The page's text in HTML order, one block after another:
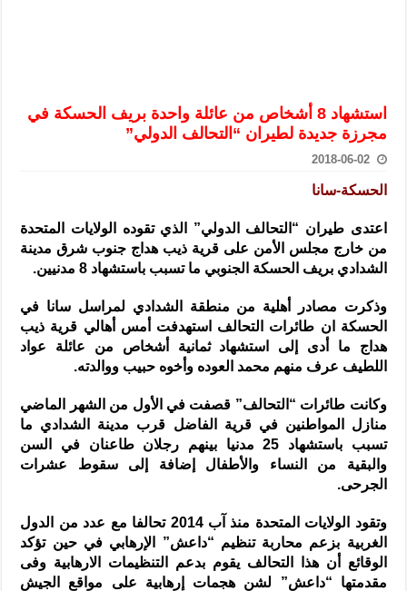
سوريا تبحث مع الإيسيسكو التعاون في البحث العلمي وحماية التراث
استشهاد 8 أشخاص من عائلة واحدة بريف الحسكة في
مجرزة جديدة لطيران “التحالف الدولي”
2018-06-02
الحسكة-سانا
اعتدى طيران “التحالف الدولي” الذي تقوده الولايات المتحدة
من خارج مجلس الأمن على قرية ذيب هداج جنوب شرق مدينة
الشدادي بريف الحسكة الجنوبي ما تسبب باستشهاد 8 مدنيين.
وذكرت مصادر أهلية من منطقة الشدادي لمراسل سانا في
الحسكة ان طائرات التحالف استهدفت أمس أهالي قرية ذيب
هداج ما أدى إلى استشهاد ثمانية أشخاص من عائلة عواد
اللطيف عرف منهم محمد العوده وأخوه حبيب ووالدته.
وكانت طائرات “التحالف” قصفت في الأول من الشهر الماضي
منازل المواطنين في قرية الفاضل قرب مدينة الشدادي ما
تسبب باستشهاد 25 مدنيا بينهم رجلان طاعنان في السن
والبقية من النساء والأطفال إضافة إلى سقوط عشرات
الجرحى.
وتقود الولايات المتحدة منذ آب 2014 تحالفا مع عدد من الدول
الغربية بزعم محاربة تنظيم “داعش” الإرهابي في حين تؤكد
الوقائع أن هذا التحالف يقوم بدعم التنظيمات الارهابية وفى
مقدمتها “داعش” لشن هجمات إرهابية على مواقع الجيش